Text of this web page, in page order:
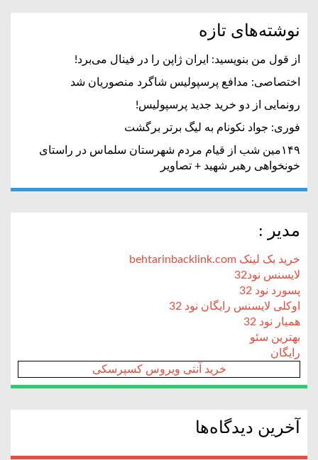
نوشته‌های تازه
از قول من بنویسید: ایران ژاپن را در فینال می‌برد!
اختصاصی: مدافع پرسپولیس شاگرد منصوریان شد
رونمایی از دو خرید جدید پرسپولیس!
فوری: جواد نکونام به لیگ برتر برگشت
۱۴۹مین شب از قیام مردم شهرستان سلماس در راستای
خونخواهی رهبر شهید + تصاویر
مدیر :
خرید بک لینک behtarinbacklink.com
لایسنس نود32
پسورد نود 32
اوکلی لایسنس رایگان نود 32
همیار نود 32
بهترین سئو
رایگان
خرید آنتی ویروس کسپرسکی
آخرین دیدگاه‌ها